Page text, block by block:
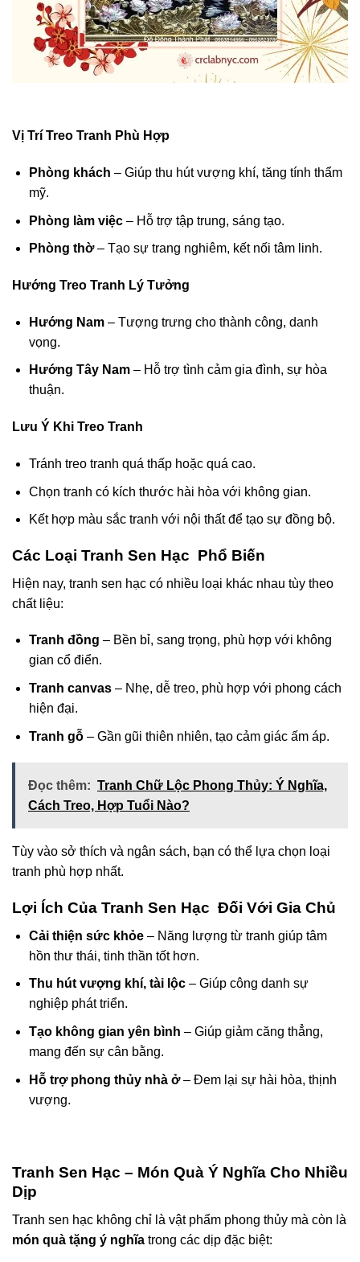
Vị Trí Treo Tranh Phù Hợp
Phòng khách – Giúp thu hút vượng khí, tăng tính thẩm
mỹ.
Phòng làm việc– Hỗ trợ tập trung, sáng tạo.
Phòng thờ– Tạo sự trang nghiêm, kết nối tâm linh.
Hướng Treo Tranh Lý Tưởng
Hướng Nam– Tượng trưng cho thành công, danh
vọng.
Hướng Tây Nam– Hỗ trợ tình cảm gia đình, sự hòa
thuận.
Lưu Ý Khi Treo Tranh
Tránh treo tranh quá thấp hoặc quá cao.
Chọn tranh có kích thước hài hòa với không gian.
Kết hợp màu sắc tranh với nội thất để tạo sự đồng bộ.
Các Loại Tranh Sen Hạc Phổ Biến
Hiện nay, tranh sen hạc có nhiều loại khác nhau tùy theo
chất liệu:
Tranh đồng – Bền bỉ, sang trọng, phù hợp với không
gian cổ điển.
Tranh canvas– Nhẹ, dễ treo, phù hợp với phong cách
hiện đại.
Tranh gỗ– Gần gũi thiên nhiên, tạo cảm giác ấm áp.
Đọc thêm: Tranh Chữ Lộc Phong Thủy: Ý Nghĩa,
Cách Treo, Hợp Tuổi Nào?
Tùy vào sở thích và ngân sách, bạn có thể lựa chọn loại
tranh phù hợp nhất.
Lợi Ích Của Tranh Sen Hạc Đối Với Gia Chủ
Cải thiện sức khỏe– Năng lượng từ tranh giúp tâm
hồn thư thái, tinh thần tốt hơn.
Thu hút vượng khí, tài lộc– Giúp công danh sự
nghiệp phát triển.
Tạo không gian yên bình – Giúp giảm căng thẳng,
mang đến sự cân bằng.
Hỗ trợ phong thủy nhà ở– Đem lại sự hài hòa, thịnh
vượng.
Tranh Sen Hạc – Món Quà Ý Nghĩa Cho Nhiều
Dịp
Tranh sen hạc không chỉ là vật phẩm phong thủy mà còn là
món quà tặng ý nghĩa trong các dịp đặc biệt: